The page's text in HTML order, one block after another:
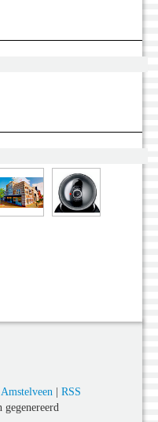
Amstelveen| RSS